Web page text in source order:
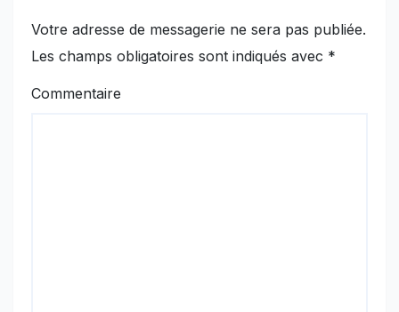
Votre adresse de messagerie ne sera pas publiée.
Les champs obligatoires sont indiqués avec *
Commentaire